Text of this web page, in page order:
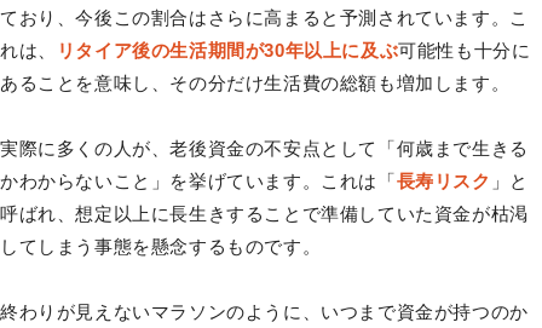
ており、今後この割合はさらに高まると予測されています。こ
れは、
リタイア後の生活期間が30年以上に及ぶ可能性も十分に
あることを意味し、その分だけ生活費の総額も増加します。
実際に多くの人が、老後資金の不安点として「何歳まで生きる
かわからないこと」を挙げています。これは「長寿リスク 」と
呼ばれ、想定以上に長生きすることで準備していた資金が枯渇
してしまう事態を懸念するものです。
終わりが見えないマラソンのように、いつまで資金が持つのか